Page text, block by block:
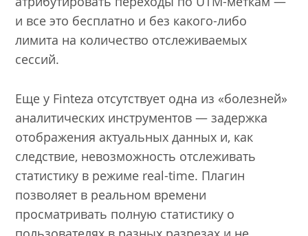
и все это бесплатно и без какого-либо
лимита на количество отслеживаемых
сессий.
Еще у Finteza отсутствует одна из «болезней»
аналитических инструментов — задержка
отображения актуальных данных и, как
следствие, невозможность отслеживать
статистику в режиме real-time. Плагин
позволяет в реальном времени
просматривать полную статистику о